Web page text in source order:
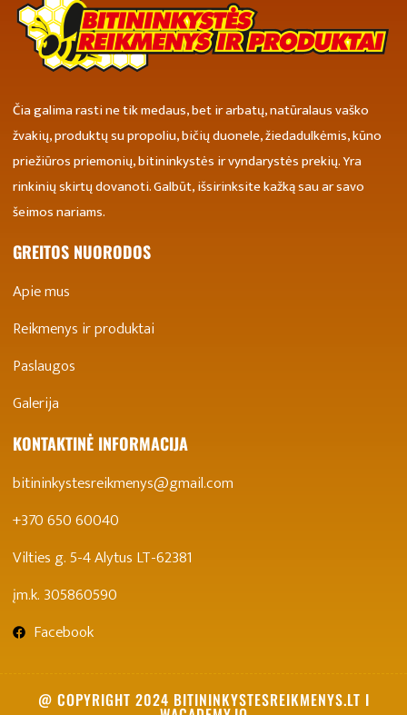
Čia galima rasti ne tik medaus, bet ir arbatų, natūralaus vaško
žvakių, produktų su propoliu, bičių duonele, žiedadulkėmis, kūno
priežiūros priemonių, bitininkystės ir vyndarystės prekių. Yra
rinkinių skirtų dovanoti. Galbūt, išsirinksite kažką sau ar savo
šeimos nariams.
GREITOS NUORODOS
Apie mus
Reikmenys ir produktai
Paslaugos
Galerija
KONTAKTINĖ INFORMACIJA
bitininkystesreikmenys@gmail.com
+370 650 60040
Vilties g. 5-4 Alytus LT-62381
įm.k. 305860590
Facebook
@ COPYRIGHT 2024 BITININKYSTESREIKMENYS.LT I